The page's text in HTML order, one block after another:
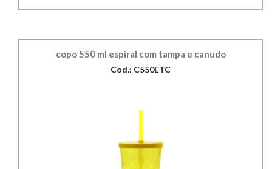
copo 550 ml espiral com tampa e canudo
Cod.: C550ETC